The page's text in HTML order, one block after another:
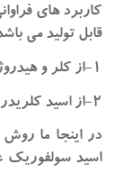
کاربرد های
قابل تولید می
۱-از کلر و هیدروژن
۲-از اسید کلریدریک بدون آب
در اینجا ما
اسید سولفوریک